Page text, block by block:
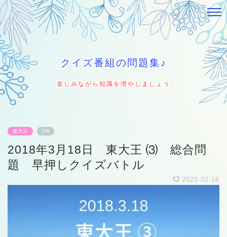
クイズ番組の問題集♪
楽しみながら知識を増やしましょう
東大王 PR
2018年3月18日 東大王 ⑶ 総合問
題 早押しクイズバトル
2020-02-16